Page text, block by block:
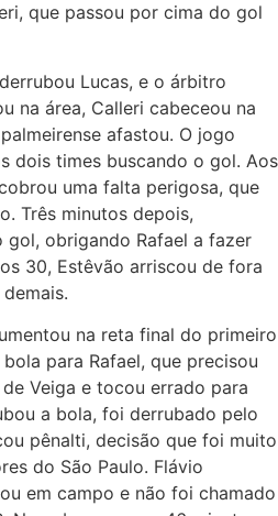
que passou por cima do gol
Lucas, e o árbitro
na área, Calleri cabeceou na
afastou. O jogo
dois times buscando o gol. Aos
uma falta perigosa, que
Três minutos depois,
gol, obrigando Rafael a fazer
30, Estêvão arriscou de fora
na reta final do primeiro
para Rafael, que precisou
Veiga e tocou errado para
a bola, foi derrubado pelo
pênalti, decisão que foi muito
do São Paulo. Flávio
em campo e não foi chamado